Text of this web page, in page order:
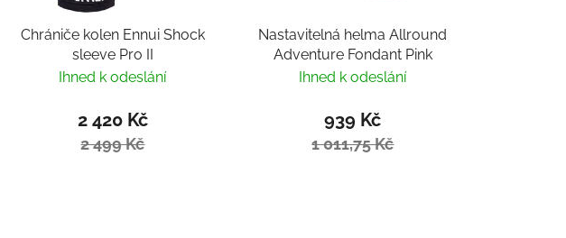
Chrániče kolen Ennui Shock
sleeve Pro II
Ihned k odeslání
2 420 Kč
2 499 Kč
Nastavitelná helma Allround
Adventure Fondant Pink
Ihned k odeslání
939 Kč
1 011,75 Kč